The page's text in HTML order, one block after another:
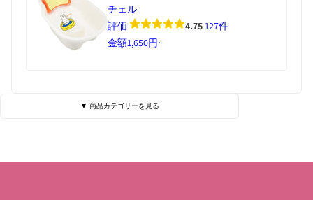
チェル
評価
4.75127件
金額1,650円~
▼ 商品カテゴリーを見る